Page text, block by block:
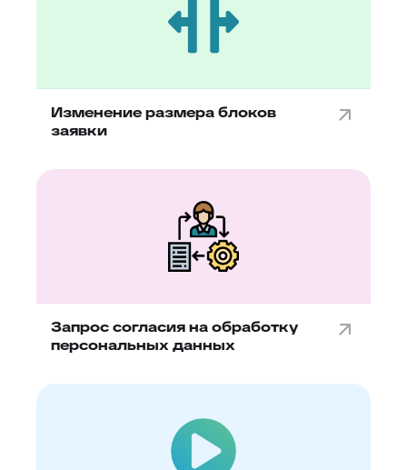
Изменение размера блоков
заявки
Запрос согласия на обработку
персональных данных